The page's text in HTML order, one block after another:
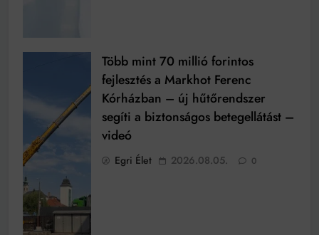
Több mint 70 millió forintos
fejlesztés a Markhot Ferenc
Kórházban – új hűtőrendszer
segíti a biztonságos betegellátást –
videó
Egri Élet 2026.08.05. 0